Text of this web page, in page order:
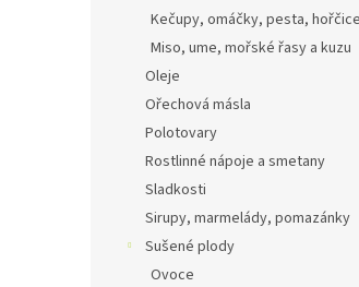
Kečupy, omáčky, pesta, hořčice
Miso, ume, mořské řasy a kuzu
Oleje
Ořechová másla
Polotovary
Rostlinné nápoje a smetany
Sladkosti
Sirupy, marmelády, pomazánky
Sušené plody
Ovoce